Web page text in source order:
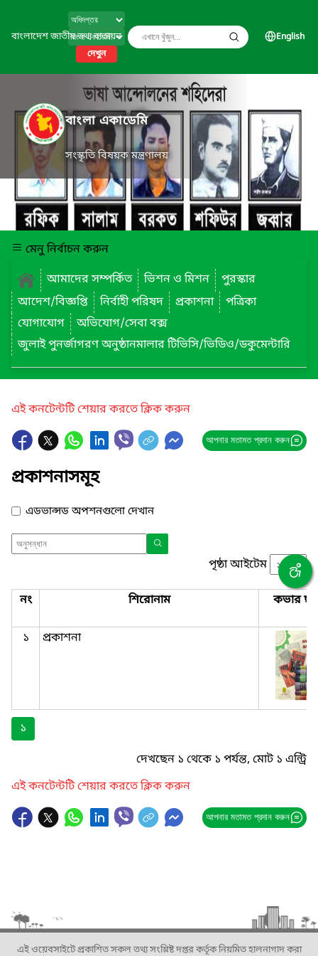
বাংলাদেশ জাতীয় তথ্য বাতায়ন
দেখুন
English
বাংলা একাডেমি
সংস্কৃতি বিষয়ক মন্ত্রণালয়
মেনু নির্বাচন করুন
আমাদের সম্পর্কিত
ভিশন ও মিশন
পুরস্কার
আদেশ/বিজ্ঞপ্তি
নির্বাহী পরিষদ প্রকাশনা
পত্রিকা
যোগাযোগ
অভিযোগ/সেবা বক্স
জুলাই পুনর্জাগরণ অনুষ্ঠানমালার টিভিসি/ভিডিও/ডকুমেন্টারি
এই কনটেন্টটি শেয়ার করতে ক্লিক করুন
আপনার মতামত প্রদান করুন
প্রকাশনাসমূহ
এডভান্সড অপশনগুলো দেখান
পৃষ্ঠা আইটেম
নং শিরোনাম কভার
১ প্রকাশনা
১
দেখছেন ১ থেকে ১ পর্যন্ত, মোট ১ এন্ট্রি
এই কনটেন্টটি শেয়ার করতে ক্লিক করুন
আপনার মতামত প্রদান করুন
এই ওয়েবসাইটে প্রকাশিত সকল তথ্য সংশ্লিষ্ট দপ্তর কর্তৃক নিয়মিত হালনাগাদ করা